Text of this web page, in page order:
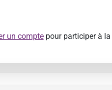
un comptepour participer à la